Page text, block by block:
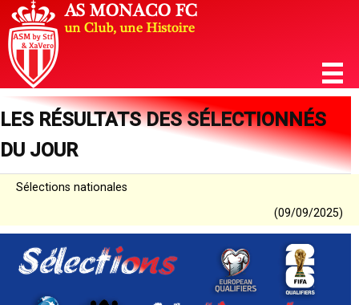
LES RÉSULTATS DES SÉLECTIONNÉS
DU JOUR
Sélections nationales
(09/09/2025)